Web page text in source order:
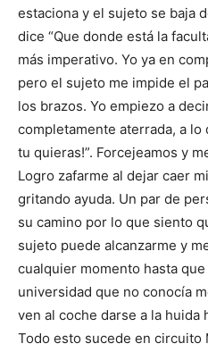
estaciona y el sujeto se baja
dice “Que donde está la
más imperativo. Yo ya en
pero el sujeto me impide el
los brazos. Yo empiezo a
completamente aterrada, a lo
tu quieras!”. Forcejeamos y
Logro zafarme al dejar caer
gritando ayuda. Un par de
su camino por lo que siento
sujeto puede alcanzarme y
cualquier momento hasta
universidad que no conocía
ven al coche darse a la huida
Todo esto sucede en circuito